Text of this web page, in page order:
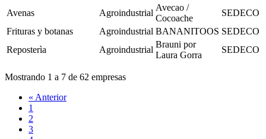
Avenas
Agroindustrial
Avecao /
Cocoache
SEDECO
Frituras y botanas
Agroindustrial BANANITOOS SEDECO
Reposterìa
Agroindustrial
Brauni por
Laura Gorra
SEDECO
Mostrando 1 a 7 de 62 empresas
« Anterior
1
2
3